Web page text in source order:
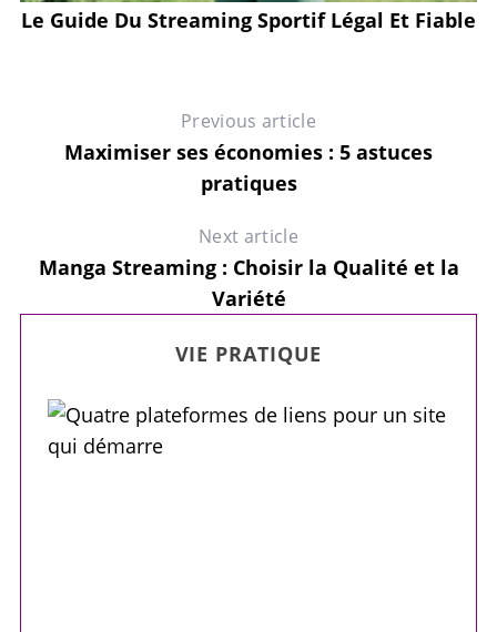
Le Guide Du Streaming Sportif Légal Et Fiable
Previous article
Maximiser ses économies : 5 astuces
pratiques
Next article
Manga Streaming : Choisir la Qualité et la
Variété
VIE PRATIQUE